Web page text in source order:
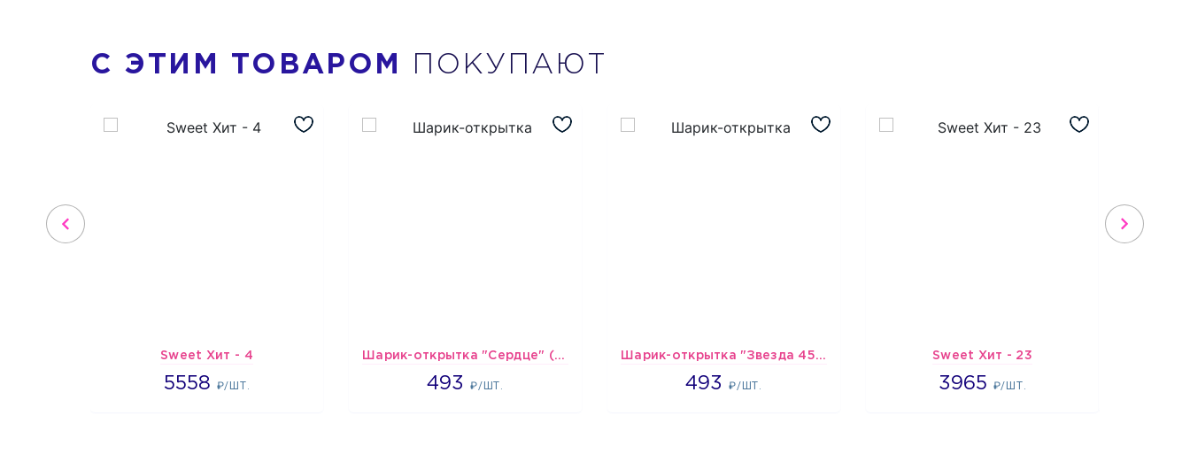
С ЭТИМ ТОВАРОМ ПОКУПАЮТ
Sweet Хит - 4
5558 ₽/ШТ.
5558 Шарик-открытка "Сердце" (45 см) - 2
493₽/ШТ.
493 Шарик-открытка "Звезда 45 см" №1
493₽/ШТ.
493 Sweet Хит - 23
3965 ₽/ШТ.
3965